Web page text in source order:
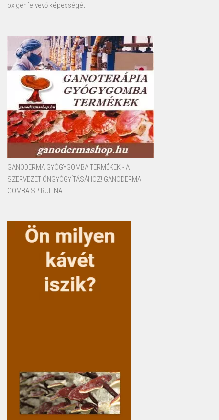
oxigénfelvevő képességét
GANODERMA GYÓGYGOMBA TERMÉKEK - A
SZERVEZET ÖNGYÓGYÍTÁSÁHOZ! GANODERMA
GOMBA SPIRULINA